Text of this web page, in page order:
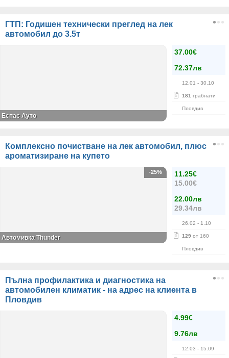
ГТП: Годишен технически преглед на лек
автомобил до 3.5т
37.00€
72.37лв
12.01 - 30.10
181 грабнати
Пловдив
Еспас Ауто
Комплексно почистване на лек автомобил, плюс
ароматизиране на купето
11.25€
15.00€
22.00лв
29.34лв
26.02 - 1.10
129 от 160
Пловдив
-25%
Автомивка Thunder
Пълна профилактика и диагностика на
автомобилен климатик - на адрес на клиента в
Пловдив
4.99€
9.76лв
12.03 - 15.09